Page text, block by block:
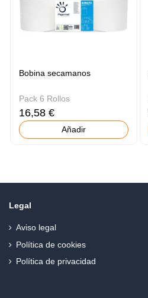
Bobina secamanos
Pack 6 Rollos
16,58 €
Añadir
Legal
Aviso legal
Política de cookies
Política de privacidad